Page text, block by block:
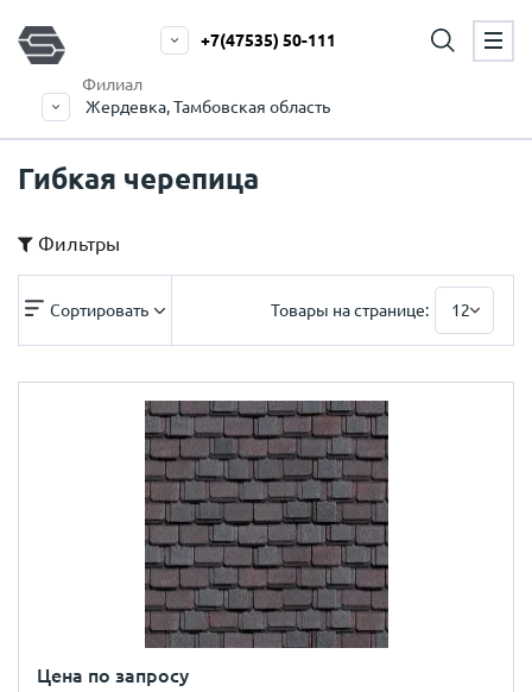
Филиал
Жердевка, Тамбовская область
+7(47535) 50-111
Гибкая черепица
Фильтры
Сортировать Товары на странице: 12
Цена по запросу